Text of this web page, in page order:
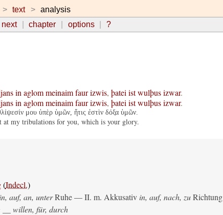
text
analysis
next chapter options ?
in aglom meinaim faur izwis, þatei ist wulþus izwar.
in aglom meinaim faur izwis, þatei ist wulþus izwar.
μου ὑπὲρ ὑμῶν, ἥτις ἐστὶν δόξα ὑμῶν.
my tribulations for you, which is your glory.
(Indecl.)
in, auf, an, unterRuhe — II. m. Akkusativ in, auf, nach, zuRichtung
__ willen, für, durch